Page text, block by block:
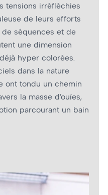
tensions irréfléchies
de leurs efforts
séquences et de
une dimension
hyper colorées.
dans la nature
ont tondu un chemin
la masse d’ouïes,
parcourant un bain